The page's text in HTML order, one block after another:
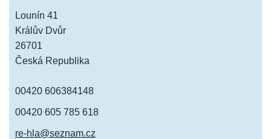
Lounín 41
Králův Dvůr
26701
Česká Republika
00420 606384148
00420 605 785 618
re-hla@seznam.cz